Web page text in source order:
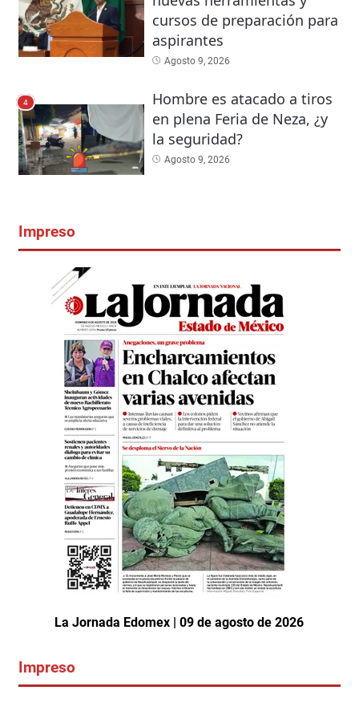
cursos de preparación para
aspirantes
Agosto 9, 2026
4
Hombre es atacado a tiros
en plena Feria de Neza, ¿y
la seguridad?
Agosto 9, 2026
Impreso
La Jornada Edomex | 09 de agosto de 2026
Impreso